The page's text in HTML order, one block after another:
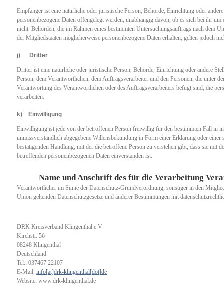
Empfänger ist eine natürliche oder juristische Person, Behörde, Einrichtung oder
personenbezogene Daten offengelegt werden, unabhängig davon, ob es sich bei ihr
nicht. Behörden, die im Rahmen eines bestimmten Untersuchungsauftrags nach dem
der Mitgliedstaaten möglicherweise personenbezogene Daten erhalten, gelten jedoch
j) Dritter
Dritter ist eine natürliche oder juristische Person, Behörde, Einrichtung oder andere
Person, dem Verantwortlichen, dem Auftragsverarbeiter und den Personen, die unter
Verantwortung des Verantwortlichen oder des Auftragsverarbeiters befugt sind, die
verarbeiten.
k) Einwilligung
Einwilligung ist jede von der betroffenen Person freiwillig für den bestimmten Fall in
unmissverständlich abgegebene Willensbekundung in Form einer Erklärung oder einer
bestätigenden Handlung, mit der die betroffene Person zu verstehen gibt, dass sie mit
betreffenden personenbezogenen Daten einverstanden ist.
Name und Anschrift des für die Verarbeitung
Verantwortlicher im Sinne der Datenschutz-Grundverordnung, sonstiger in den
Union geltenden Datenschutzgesetze und anderer Bestimmungen mit
DRK Kreisverband Klingenthal e.V.
Kirchstr. 56
08248 Klingenthal
Deutschland
Tel.: 037467 22107
E-Mail: info[at]drk-klingenthal[dot]de
Website: www.drk-klingenthal.de